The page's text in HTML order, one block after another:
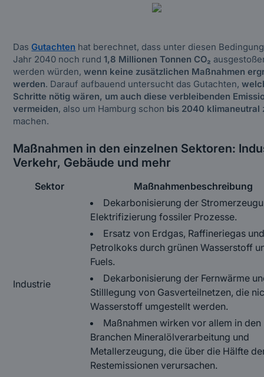
DasGutachten hat berechnet, dass unter diesen
Jahr 2040 noch rund1,8 Millionen Tonnen CO₂
werden würden,wenn keine zusätzlichen Maßnahmen
werden. Darauf aufbauend untersucht das Gutachten,
Schritte nötig wären, um auch diese verbleibenden
vermeiden, also um Hamburg schon bis 2040 klimaneutral
machen.
Maßnahmen in den einzelnen Sektoren:
Verkehr, Gebäude und mehr
Sektor Maßnahmenbeschreibung
Industrie
Dekarbonisierung der
Elektrifizierung fossiler Prozesse.
Ersatz von Erdgas, Raffineriegas
Petrolkoks durch grünen Wasserstoff
Fuels.
Dekarbonisierung der Fernwärme
Stilllegung von Gasverteilnetzen, die
Wasserstoff umgestellt werden.
Maßnahmen wirken vor allem in den
Branchen Mineralölverarbeitung und
Metallerzeugung, die über die Hälfte
Restemissionen verursachen.